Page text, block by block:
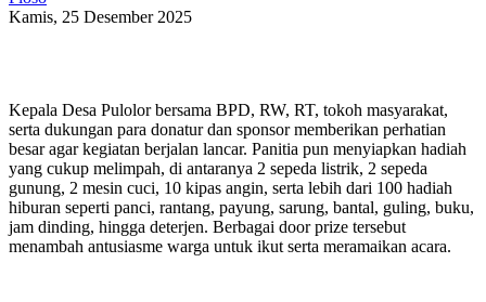
Kamis, 25 Desember 2025
Kepala Desa Pulolor bersama BPD, RW, RT, tokoh masyarakat,
serta dukungan para donatur dan sponsor memberikan perhatian
besar agar kegiatan berjalan lancar. Panitia pun menyiapkan hadiah
yang cukup melimpah, di antaranya 2 sepeda listrik, 2 sepeda
gunung, 2 mesin cuci, 10 kipas angin, serta lebih dari 100 hadiah
hiburan seperti panci, rantang, payung, sarung, bantal, guling, buku,
jam dinding, hingga deterjen. Berbagai door prize tersebut
menambah antusiasme warga untuk ikut serta meramaikan acara.